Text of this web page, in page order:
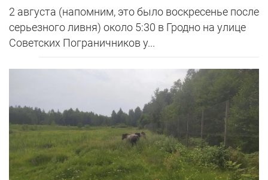
2 августа (напомним, это было воскресенье после
серьезного ливня) около 5:30 в Гродно на улице
Советских Пограничников у...